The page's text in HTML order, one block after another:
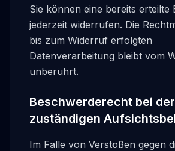
Sie können eine bereits erteilte
jederzeit widerrufen. Die
bis zum Widerruf erfolgten
Datenverarbeitung bleibt vom
unberührt.
Beschwerderecht bei der
zuständigen
Im Falle von Verstößen gegen